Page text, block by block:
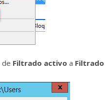
de Filtrado activo a Filtrado